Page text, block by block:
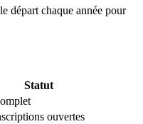
départ chaque année pour
Statut
ouvertes